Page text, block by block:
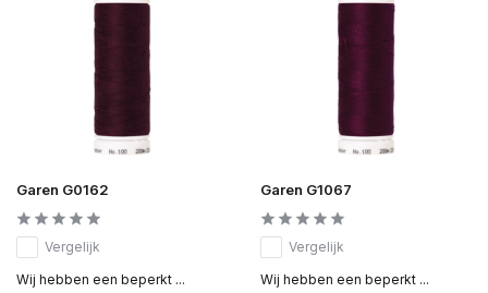
Garen G0162
Vergelijk
Wij hebben een beperkt ...
Garen G1067
Vergelijk
Wij hebben een beperkt ...